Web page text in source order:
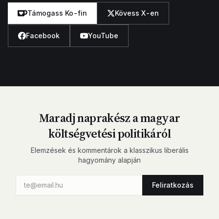
Támogass Ko-fin Kövess X-en
Facebook YouTube
Maradj naprakész a magyar
költségvetési politikáról
Elemzések és kommentárok a klasszikus liberális
hagyomány alapján
Feliratkozás